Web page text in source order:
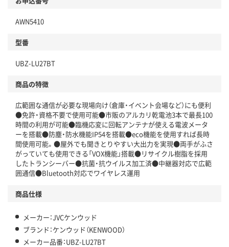
AWN5410
型番
UBZ-LU27BT
商品の特徴
広範囲な通信が必要な現場向け（倉庫・イベント会場など）にも便利
●免許・資格不要で使用可能●市販のアルカリ乾電池3本で最長100
時間の利用が可能●臨機応変に回転アンテナが使える電波メータ
ーを搭載●防塵・防水機能IP54を搭載●eco機能を使用すれば長時
間使用可能。●屋外でも聞きとりやすい大出力を実現●両手がふさ
がっていても使用できる「VOX機能」搭載●リサイクル樹脂を採用
したトランシーバー●抗菌・抗ウイルス加工済●中継器対応で広範
囲通信●Bluetooth対応でワイヤレス運用
商品仕様
メーカー：JVCケンウッド
ブランド：ケンウッド（KENWOOD）
メーカー品番：UBZ-LU27BT